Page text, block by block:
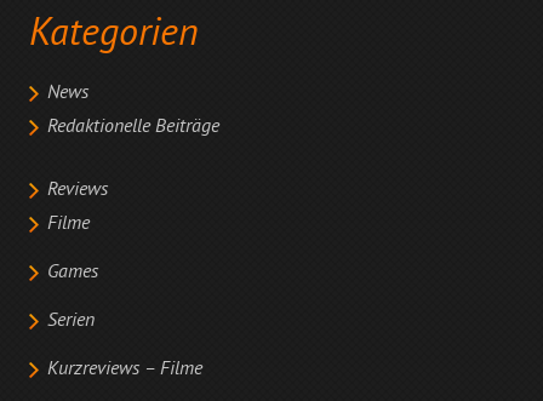
Kategorien
News
Redaktionelle Beiträge
Reviews
Filme
Games
Serien
Kurzreviews – Filme